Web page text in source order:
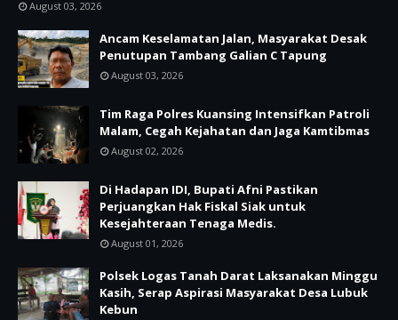
August 03, 2026
Ancam Keselamatan Jalan, Masyarakat Desak
Penutupan Tambang Galian C Tapung
August 03, 2026
Tim Raga Polres Kuansing Intensifkan Patroli
Malam, Cegah Kejahatan dan Jaga Kamtibmas
August 02, 2026
Di Hadapan IDI, Bupati Afni Pastikan
Perjuangkan Hak Fiskal Siak untuk
Kesejahteraan Tenaga Medis.
August 01, 2026
Polsek Logas Tanah Darat Laksanakan Minggu
Kasih, Serap Aspirasi Masyarakat Desa Lubuk
Kebun